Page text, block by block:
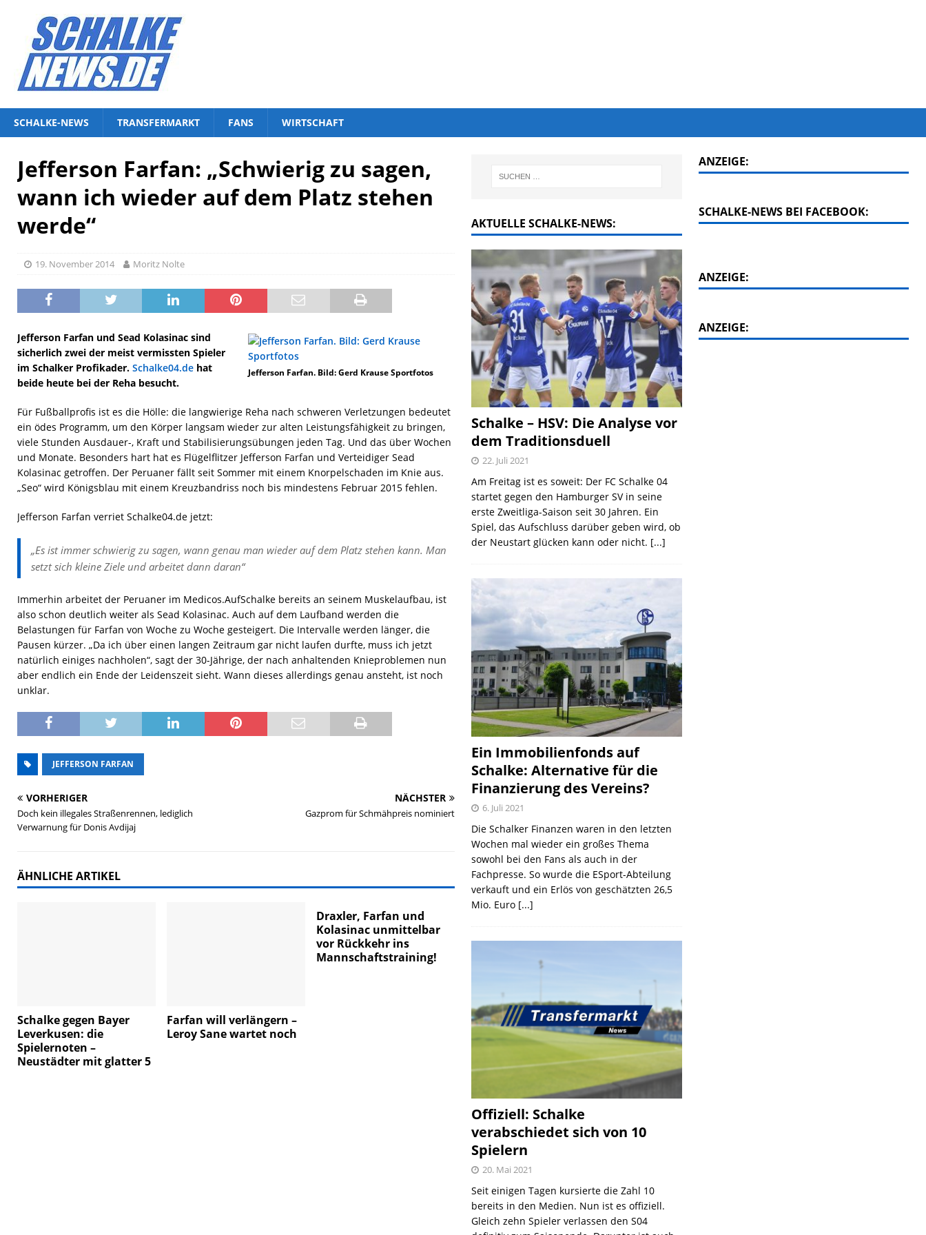
SCHALKE-NEWS TRANSFERMARKT FANS WIRTSCHAFT
Jefferson Farfan: „Schwierig zu sagen,
wann ich wieder auf dem Platz stehen
werde“
19. November 2014 Moritz Nolte
Jefferson Farfan. Bild: Gerd Krause Sportfotos
Jefferson Farfan und Sead Kolasinac sind
sicherlich zwei der meist vermissten Spieler
im Schalker Profikader. Schalke04.de hat
beide heute bei der Reha besucht.
Für Fußballprofis ist es die Hölle: die langwierige Reha nach schweren Verletzungen bedeutet
ein ödes Programm, um den Körper langsam wieder zur alten Leistungsfähigkeit zu bringen,
viele Stunden Ausdauer-, Kraft und Stabilisierungsübungen jeden Tag. Und das über Wochen
und Monate. Besonders hart hat es Flügelflitzer Jefferson Farfan und Verteidiger Sead
Kolasinac getroffen. Der Peruaner fällt seit Sommer mit einem Knorpelschaden im Knie aus.
„Seo“ wird Königsblau mit einem Kreuzbandriss noch bis mindestens Februar 2015 fehlen.
Jefferson Farfan verriet Schalke04.de jetzt:
„Es ist immer schwierig zu sagen, wann genau man wieder auf dem Platz stehen kann. Man
setzt sich kleine Ziele und arbeitet dann daran“
Immerhin arbeitet der Peruaner im Medicos.AufSchalke bereits an seinem Muskelaufbau, ist
also schon deutlich weiter als Sead Kolasinac. Auch auf dem Laufband werden die
Belastungen für Farfan von Woche zu Woche gesteigert. Die Intervalle werden länger, die
Pausen kürzer. „Da ich über einen langen Zeitraum gar nicht laufen durfte, muss ich jetzt
natürlich einiges nachholen“, sagt der 30-Jährige, der nach anhaltenden Knieproblemen nun
aber endlich ein Ende der Leidenszeit sieht. Wann dieses allerdings genau ansteht, ist noch
unklar.
JEFFERSON FARFAN
VORHERIGER
Doch kein illegales Straßenrennen, lediglich
Verwarnung für Donis Avdijaj
NÄCHSTER
Gazprom für Schmähpreis nominiert
ÄHNLICHE ARTIKEL
Schalke gegen Bayer
Leverkusen: die
Spielernoten –
Neustädter mit glatter 5
Farfan will verlängern –
Leroy Sane wartet noch
Draxler, Farfan und
Kolasinac unmittelbar
vor Rückkehr ins
Mannschaftstraining!
AKTUELLE SCHALKE-NEWS:
Schalke – HSV: Die Analyse vor
dem Traditionsduell
22. Juli 2021
Am Freitag ist es soweit: Der FC Schalke 04
startet gegen den Hamburger SV in seine
erste Zweitliga-Saison seit 30 Jahren. Ein
Spiel, das Aufschluss darüber geben wird, ob
der Neustart glücken kann oder nicht. [...]
Ein Immobilienfonds auf
Schalke: Alternative für die
Finanzierung des Vereins?
6. Juli 2021
Die Schalker Finanzen waren in den letzten
Wochen mal wieder ein großes Thema
sowohl bei den Fans als auch in der
Fachpresse. So wurde die ESport-Abteilung
verkauft und ein Erlös von geschätzten 26,5
Mio. Euro [...]
Offiziell: Schalke
verabschiedet sich von 10
Spielern
20. Mai 2021
Seit einigen Tagen kursierte die Zahl 10
bereits in den Medien. Nun ist es offiziell.
Gleich zehn Spieler verlassen den S04
ANZEIGE:
SCHALKE-NEWS BEI FACEBOOK:
ANZEIGE:
ANZEIGE: